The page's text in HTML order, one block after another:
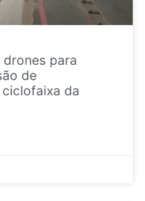
drones para
de
da